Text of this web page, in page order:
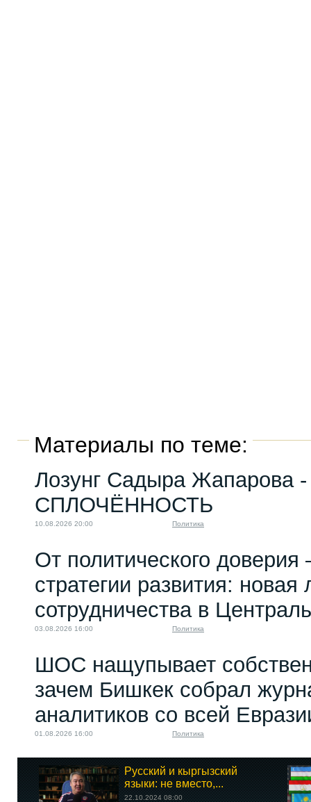
Материалы по теме:
Лозунг Садыра Жапарова -
СПЛОЧЁННОСТЬ
10.08.2026 20:00 Политика
От политического
стратегии развития: новая
сотрудничества в
03.08.2026 16:00 Политика
ШОС нащупывает
зачем Бишкек собрал
аналитиков со всей
01.08.2026 16:00 Политика
Русский и кыргызский
языки: не вместо,...
22.10.2024 08:00